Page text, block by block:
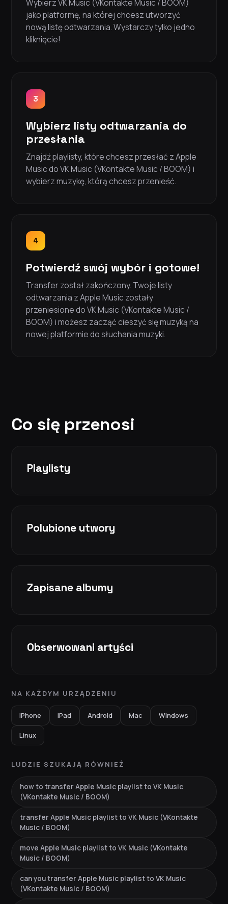
Wybierz VK Music (VKontakte Music / BOOM)
jako platformę, na której chcesz utworzyć
nową listę odtwarzania. Wystarczy tylko jedno
kliknięcie!
3
Wybierz listy odtwarzania do
przesłania
Znajdź playlisty, które chcesz przesłać z Apple
Music do VK Music (VKontakte Music / BOOM) i
wybierz muzykę, którą chcesz przenieść.
4
Potwierdź swój wybór i gotowe!
Transfer został zakończony. Twoje listy
odtwarzania z Apple Music zostały
przeniesione do VK Music (VKontakte Music /
BOOM) i możesz zacząć cieszyć się muzyką na
nowej platformie do słuchania muzyki.
Co się przenosi
Playlisty
Polubione utwory
Zapisane albumy
Obserwowani artyści
NA KAŻDYM URZĄDZENIU
iPhone iPad Android Mac Windows
Linux
LUDZIE SZUKAJĄ RÓWNIEŻ
how to transfer Apple Music playlist to VK Music
(VKontakte Music / BOOM)
transfer Apple Music playlist to VK Music (VKontakte
Music / BOOM)
move Apple Music playlist to VK Music (VKontakte
Music / BOOM)
can you transfer Apple Music playlist to VK Music
(VKontakte Music / BOOM)